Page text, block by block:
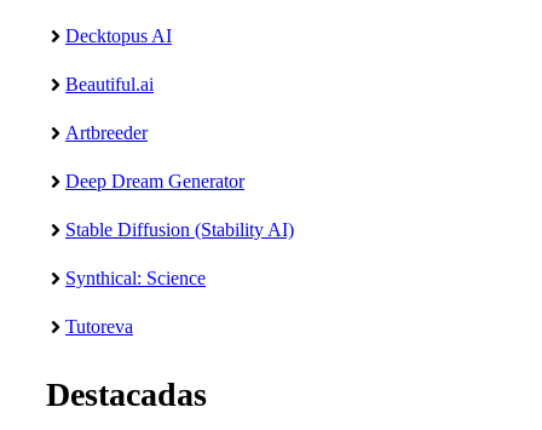
Decktopus AI
Beautiful.ai
Artbreeder
Deep Dream Generator
Stable Diffusion (Stability AI)
Synthical: Science
Tutoreva
Destacadas